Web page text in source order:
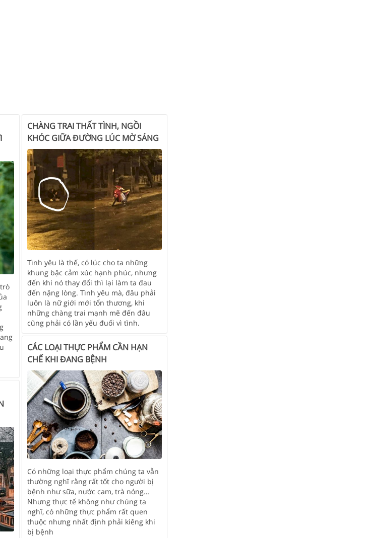
CHÀNG TRAI THẤT TÌNH, NGỒI
KHÓC GIỮA ĐƯỜNG LÚC MỜ SÁNG
Tình yêu là thế, có lúc cho ta những
khung bậc cảm xúc hạnh phúc, nhưng
đến khi nó thay đổi thì lại làm ta đau
đến nặng lòng. Tình yêu mà, đâu phải
luôn là nữ giới mới tổn thương, khi
những chàng trai mạnh mẽ đến đâu
cũng phải có lần yếu đuối vì tình.
CÁC LOẠI THỰC PHẨM CẦN HẠN
CHẾ KHI ĐANG BỆNH
Có những loại thực phẩm chúng ta vẫn
thường nghĩ rằng rất tốt cho người bị
bệnh như sữa, nước cam, trà nóng…
Nhưng thực tế không như chúng ta
nghĩ, có những thực phẩm rất quen
thuộc nhưng nhất định phải kiêng khi
bị bệnh